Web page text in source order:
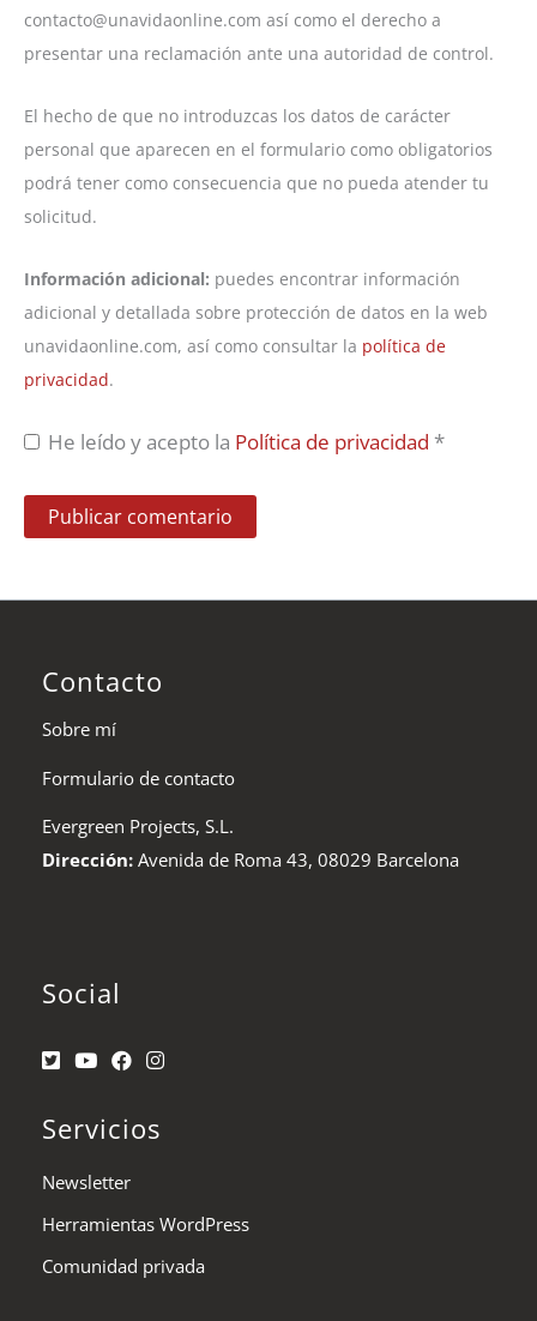
contacto@unavidaonline.com así como el derecho a
presentar una reclamación ante una autoridad de control.
El hecho de que no introduzcas los datos de carácter
personal que aparecen en el formulario como obligatorios
podrá tener como consecuencia que no pueda atender tu
solicitud.
Información adicional: puedes encontrar información
adicional y detallada sobre protección de datos en la web
unavidaonline.com, así como consultar la política de
privacidad.
He leído y acepto la Política de privacidad *
Contacto
Sobre mí
Formulario de contacto
Evergreen Projects, S.L.
Dirección: Avenida de Roma 43, 08029 Barcelona
Social
Servicios
Newsletter
Herramientas WordPress
Comunidad privada